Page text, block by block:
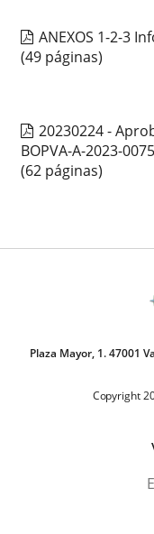
ANEXOS 1-2-3
(49 páginas)
20230224 -
BOPVA-A-2023-
(62 páginas)
Plaza Mayor, 1. 47001
Copyright